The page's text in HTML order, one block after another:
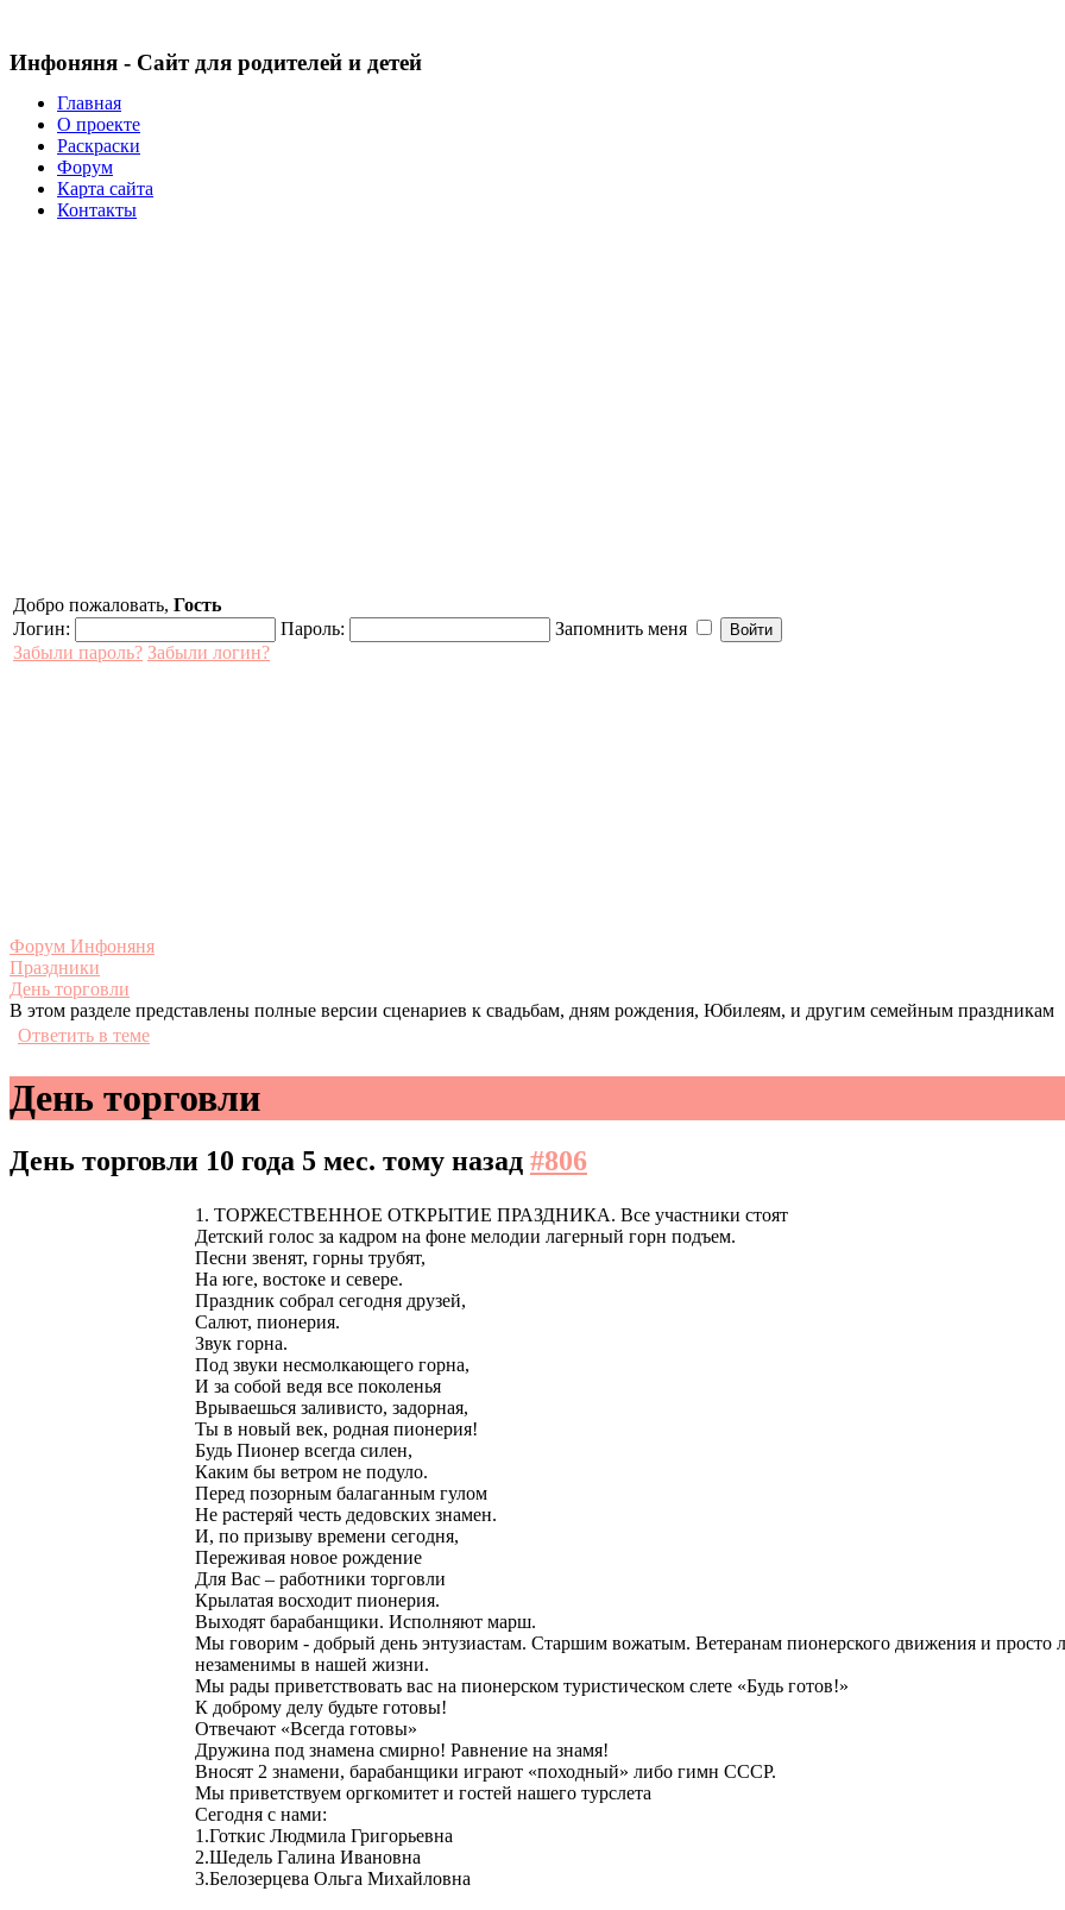
Инфоняня - Сайт для родителей и детей
Главная
О проекте
Раскраски
Форум
Карта сайта
Контакты
Добро пожаловать, Гость
Логин:
Пароль:
Запомнить меня
Забыли пароль? Забыли логин?
Форум Инфоняня
Праздники
День торговли
В этом разделе представлены полные версии сценариев к свадьбам, дням рождения, Юбилеям, и другим семейным праздникам
Ответить в теме
День торговли
День торговли 10 года 5 мес. тому назад #806
1. ТОРЖЕСТВЕННОЕ ОТКРЫТИЕ ПРАЗДНИКА. Все участники стоят
Детский голос за кадром на фоне мелодии лагерный горн подъем.
Песни звенят, горны трубят,
На юге, востоке и севере.
Праздник собрал сегодня друзей,
Салют, пионерия.
Звук горна.
Под звуки несмолкающего горна,
И за собой ведя все поколенья
Врываешься заливисто, задорная,
Ты в новый век, родная пионерия!
Будь Пионер всегда силен,
Каким бы ветром не подуло.
Перед позорным балаганным гулом
Не растеряй честь дедовских знамен.
И, по призыву времени сегодня,
Переживая новое рождение
Для Вас – работники торговли
Крылатая восходит пионерия.
Выходят барабанщики. Исполняют марш.
Мы говорим - добрый день энтузиастам. Старшим вожатым. Ветеранам пионерского движения и
незаменимы в нашей жизни.
Мы рады приветствовать вас на пионерском туристическом слете «Будь готов!»
К доброму делу будьте готовы!
Отвечают «Всегда готовы»
Дружина под знамена смирно! Равнение на знамя!
Вносят 2 знамени, барабанщики играют «походный» либо гимн СССР.
Мы приветствуем оргкомитет и гостей нашего турслета
Сегодня с нами:
1.Готкис Людмила Григорьевна
2.Шедель Галина Ивановна
3.Белозерцева Ольга Михайловна